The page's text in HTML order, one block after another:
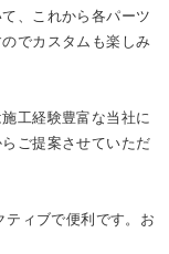
、これから各パーツ
でカスタムも楽しみ
工経験豊富な当社に
ご提案させていただ
ィブで便利です。お